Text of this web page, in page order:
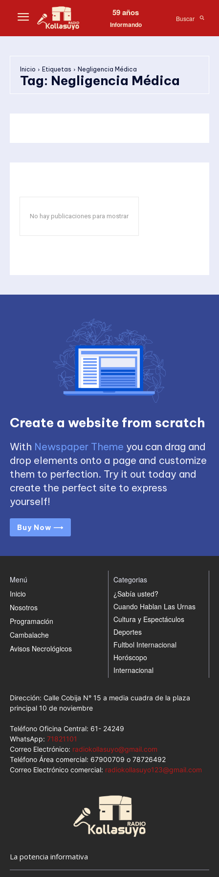
59 años
Informando
Buscar
Inicio Etiquetas Negligencia Médica
Tag: Negligencia Médica
No hay publicaciones para mostrar
Create a website from scratch
With Newspaper Theme you can drag and
drop elements onto a page and customize
them to perfection. Try it out today and
create the perfect site to express
yourself!
Buy Now ⟶
Menú
Inicio
Nosotros
Programación
Cambalache
Avisos Necrológicos
Categorias
¿Sabía usted?
Cuando Hablan Las Urnas
Cultura y Espectáculos
Deportes
Fultbol Internacional
Horóscopo
Internacional
Dirección: Calle Cobija N° 15 a media cuadra de la plaza
principal 10 de noviembre
Teléfono Oficina Central: 61- 24249
WhatsApp: 71821101
Correo Electrónico: radiokollasuyo@gmail.com
Teléfono Área comercial: 67900709 o 78726492
Correo Electrónico comercial: radiokollasuyo123@gmail.com
La potencia informativa